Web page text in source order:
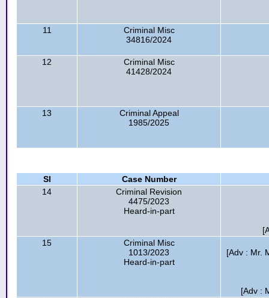
11
Criminal Misc
34816/2024
12
Criminal Misc
41428/2024
13
Criminal Appeal
1985/2025
Sl
Case Number
14
Criminal Revision
4475/2023
Heard-in-part
15
Criminal Misc
1013/2023
Heard-in-part
[Adv : Mr.
[Adv :